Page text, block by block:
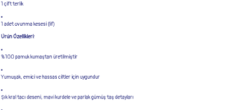
1 çift terlik
1 adet ovunma kesesi (lif)
Ürün Özellikleri:
%100 pamuk kumaştan üretilmiştir
Yumuşak, emici ve hassas ciltler için uygundur
Şık kral tacı deseni, mavi kurdele ve parlak gümüş taş detayları